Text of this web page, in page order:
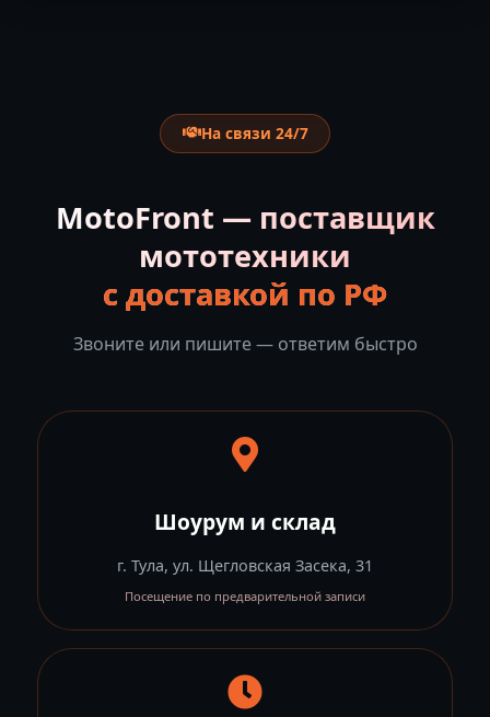
На связи 24/7
MotoFront — поставщик
мототехники
с доставкой по РФ
Звоните или пишите — ответим быстро
Шоурум и склад
г. Тула, ул. Щегловская Засека, 31
Посещение по предварительной записи